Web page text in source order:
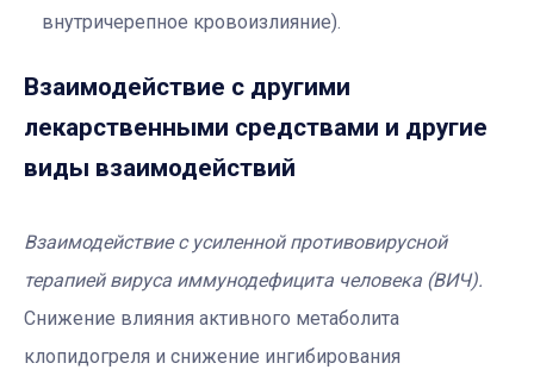
внутричерепное кровоизлияние).
Взаимодействие с другими
лекарственными средствами и другие
виды взаимодействий
Взаимодействие с усиленной противовирусной
терапией вируса иммунодефицита человека (ВИЧ).
Снижение влияния активного метаболита
клопидогреля и снижение ингибирования